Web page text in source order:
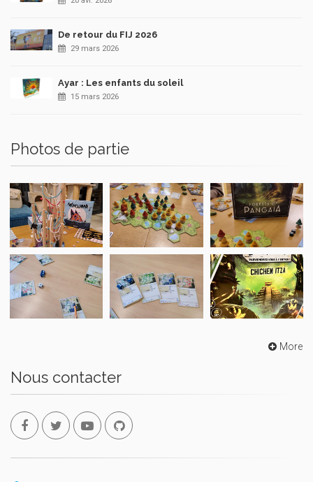
De retour du FIJ 2026
29 mars 2026
Ayar : Les enfants du soleil
15 mars 2026
Photos de partie
More
Nous contacter